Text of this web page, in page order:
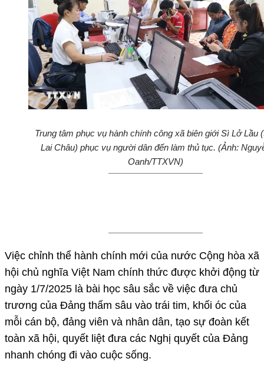
Trung tâm phục vụ hành chính công xã biên giới Sì Lở Lầu
Lai Châu) phục vụ người dân đến làm thủ tục. (Ảnh:
Oanh/TTXVN)
Việc chỉnh thể hành chính mới của nước Cộng hòa xã
hội chủ nghĩa Việt Nam chính thức được khởi động từ
ngày 1/7/2025 là bài học sâu sắc về việc đưa chủ
trương của Đảng thấm sâu vào trái tim, khối óc của
mỗi cán bộ, đảng viên và nhân dân, tạo sự đoàn kết
toàn xã hội, quyết liệt đưa các Nghị quyết của Đảng
nhanh chóng đi vào cuộc sống.